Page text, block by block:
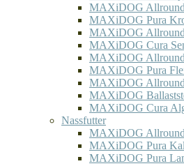
MAXiDOG
MAXiDOG Pura
MAXiDOG
MAXiDOG Cura
MAXiDOG Allround
MAXiDOG Pura
MAXiDOG
MAXiDOG
MAXiDOG Cura
Nassfutter
MAXiDOG
MAXiDOG Pura
MAXiDOG Pura